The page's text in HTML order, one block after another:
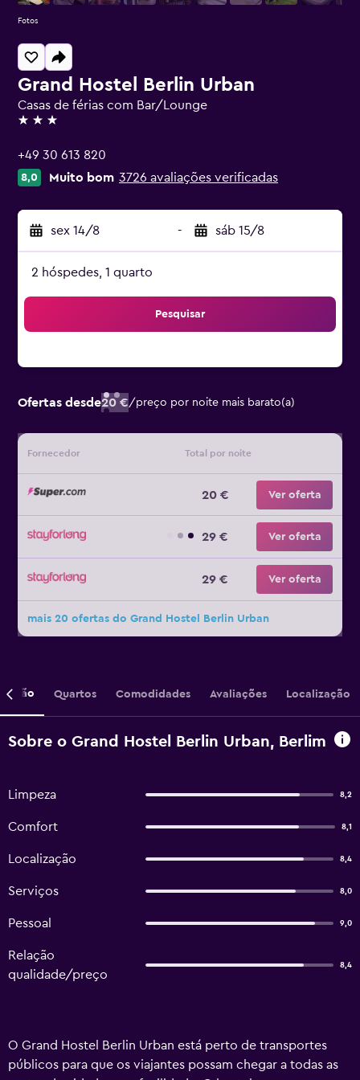
Grand Hostel Berlin Urban
Casas de férias com Bar/Lounge
3 estrelas
+49 30 613 820
8,0 Muito bom 3726 avaliações verificadas
sex 14/8 - sáb 15/8
2 hóspedes, 1 quarto
Pesquisar
Ofertas desde20 €/preço por noite mais barato(a)
Fornecedor Total por noite
20 € Ver oferta
29 € Ver oferta
29 € Ver oferta
mais 20 ofertas do Grand Hostel Berlin Urban
Fotos
Quartos Comodidades Avaliações Localização
Sobre o Grand Hostel Berlin Urban, Berlim
Limpeza 8,2
Comfort 8,1
Localização 8,4
Serviços 8,0
Pessoal 9,0
Relação
qualidade/preço
8,4
O Grand Hostel Berlin Urban está perto de transportes
públicos para que os viajantes possam chegar a todas as